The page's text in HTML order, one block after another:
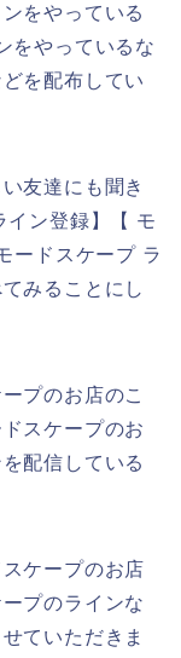
をやっている
をやっているな
を配布してい
友達にも聞き
イン登録】【 モ
ードスケープ ラ
みることにし
プのお店のこ
スケープのお
配信している
ケープのお店
プのラインな
ていただきま